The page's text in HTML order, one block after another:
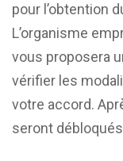
pour l’obtention
L’organisme
vous proposera
vérifier les
votre accord.
seront